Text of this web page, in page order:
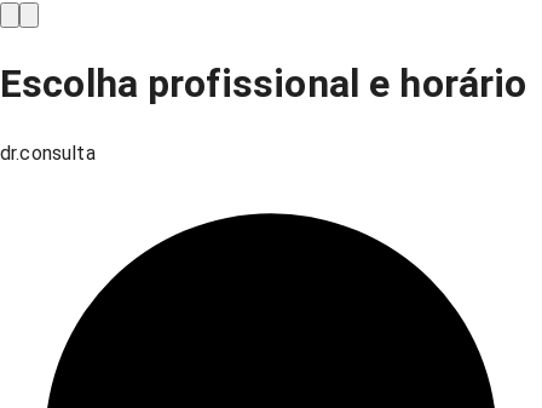
Escolha profissional e horário
dr.consulta